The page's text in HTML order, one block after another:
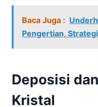
Baca Juga :
Pengertian,
Deposisi
Kristal